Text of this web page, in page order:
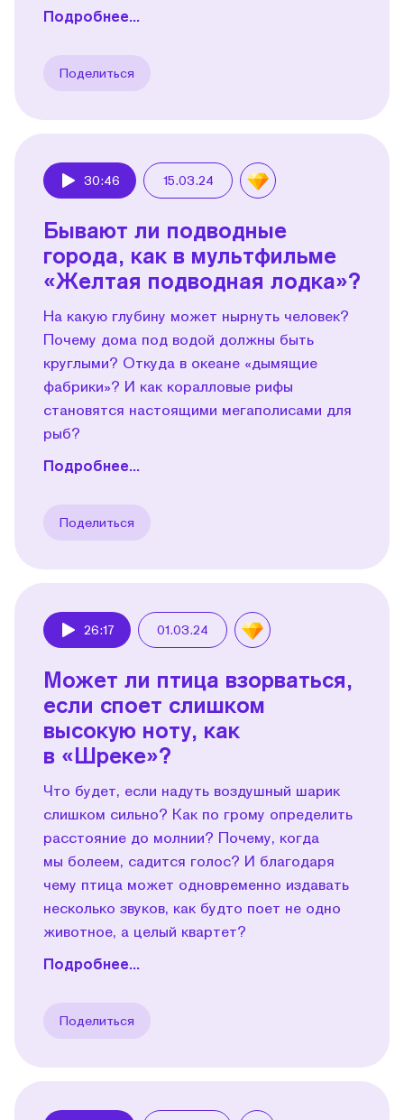
Подробнее...
Поделиться
30:46 15.03.24
Бывают ли подводные
города, как в мультфильме
«Желтая подводная лодка»?
На какую глубину может нырнуть человек?
Почему дома под водой должны быть
круглыми? Откуда в океане «дымящие
фабрики»? И как коралловые рифы
становятся настоящими мегаполисами для
рыб?
Подробнее...
Поделиться
26:17 01.03.24
Может ли птица взорваться,
если споет слишком
высокую ноту, как
в «Шреке»?
Что будет, если надуть воздушный шарик
слишком сильно? Как по грому определить
расстояние до молнии? Почему, когда
мы болеем, садится голос? И благодаря
чему птица может одновременно издавать
несколько звуков, как будто поет не одно
животное, а целый квартет?
Подробнее...
Поделиться